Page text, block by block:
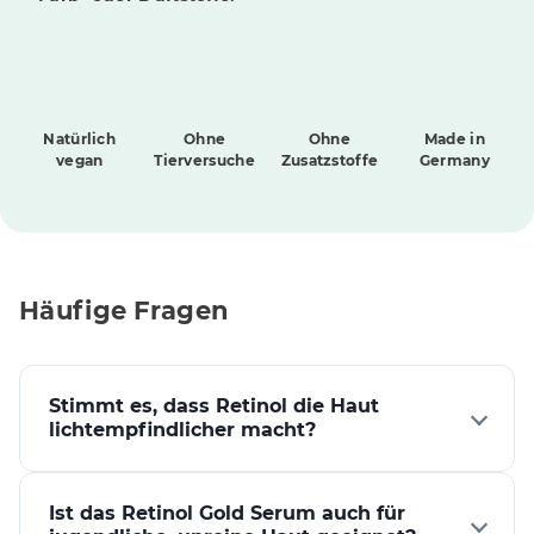
Natürlich
vegan
Ohne
Tierversuche
Ohne
Zusatzstoffe
Made in
Germany
Häufige Fragen
Stimmt es, dass Retinol die Haut
lichtempfindlicher macht?
wodurch rascher jüngere Haut an die Oberfläche
Ist das Retinol Gold Serum auch für